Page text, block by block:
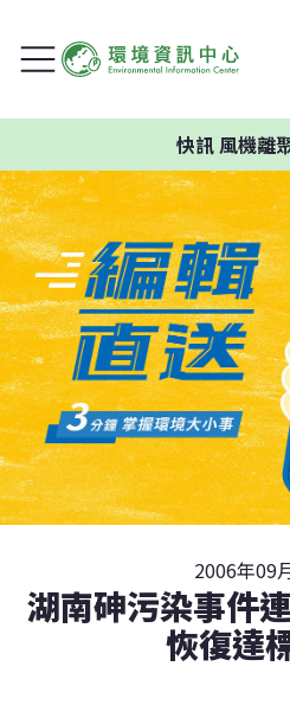
快訊風機離聚
2006年09
湖南砷污染事件
恢復達